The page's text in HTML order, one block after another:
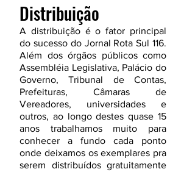
Distribuição
A distribuição é o fator principal
do sucesso do Jornal Rota Sul 116.
Além dos órgãos públicos como
Assembléia Legislativa, Palácio do
Governo, Tribunal de Contas,
Prefeituras, Câmaras de
Vereadores, universidades e
outros, ao longo destes quase 15
anos trabalhamos muito para
conhecer a fundo cada ponto
onde deixamos os exemplares pra
serem distribuídos gratuitamente